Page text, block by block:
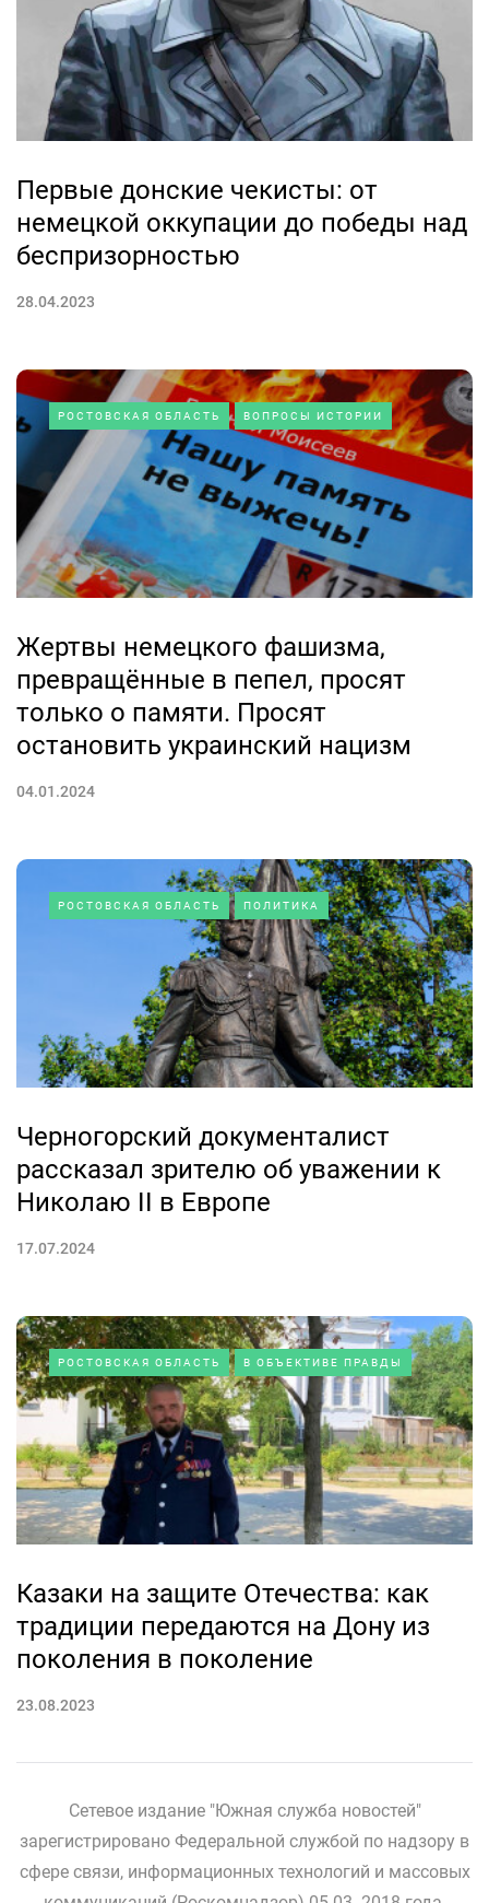
Первые донские чекисты: от
немецкой оккупации до победы над
беспризорностью
28.04.2023
РОСТОВСКАЯ ОБЛАСТЬ ВОПРОСЫ ИСТОРИИ
Жертвы немецкого фашизма,
превращённые в пепел, просят
только о памяти. Просят
остановить украинский нацизм
04.01.2024
РОСТОВСКАЯ ОБЛАСТЬ ПОЛИТИКА
Черногорский документалист
рассказал зрителю об уважении к
Николаю II в Европе
17.07.2024
РОСТОВСКАЯ ОБЛАСТЬ В ОБЪЕКТИВЕ ПРАВДЫ
Казаки на защите Отечества: как
традиции передаются на Дону из
поколения в поколение
23.08.2023
Сетевое издание "Южная служба новостей"
зарегистрировано Федеральной службой по надзору в
сфере связи, информационных технологий и массовых